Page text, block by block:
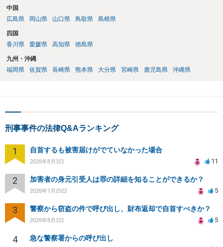
中国
広島県
岡山県 山口県 鳥取県 島根県
四国
香川県
愛媛県 高知県 徳島県
九州・沖縄
福岡県
佐賀県 長崎県 熊本県 大分県 宮崎県 鹿児島県 沖縄県
刑事事件の法律Q&Aランキング
1 自首するも被害届けがでていなかった場合
2026年8月3日 11
2 加害者の身元引受人は罪の詳細を知ることができるか？
2026年7月25日 5
3 警察から窃盗の件で呼び出し、財布返却で自首すべきか？
2026年8月2日 5
4 急な警察署からの呼び出し